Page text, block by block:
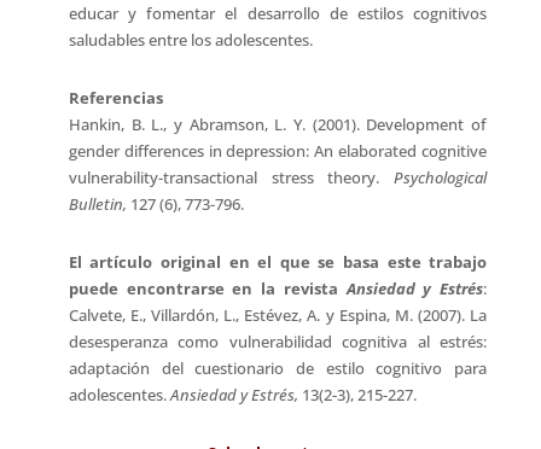
educar y fomentar el desarrollo de estilos cognitivos
saludables entre los adolescentes.
Referencias
Hankin, B. L., y Abramson, L. Y. (2001). Development of
gender differences in depression: An elaborated cognitive
vulnerability-transactional stress theory.Psychological
Bulletin, 127 (6), 773-796.
El artículo original en el que se basa este trabajo
puede encontrarse en la revistaAnsiedad y Estrés:
Calvete, E., Villardón, L., Estévez, A. y Espina, M. (2007). La
desesperanza como vulnerabilidad cognitiva al estrés:
adaptación del cuestionario de estilo cognitivo para
adolescentes.Ansiedad y Estrés, 13(2-3), 215-227.